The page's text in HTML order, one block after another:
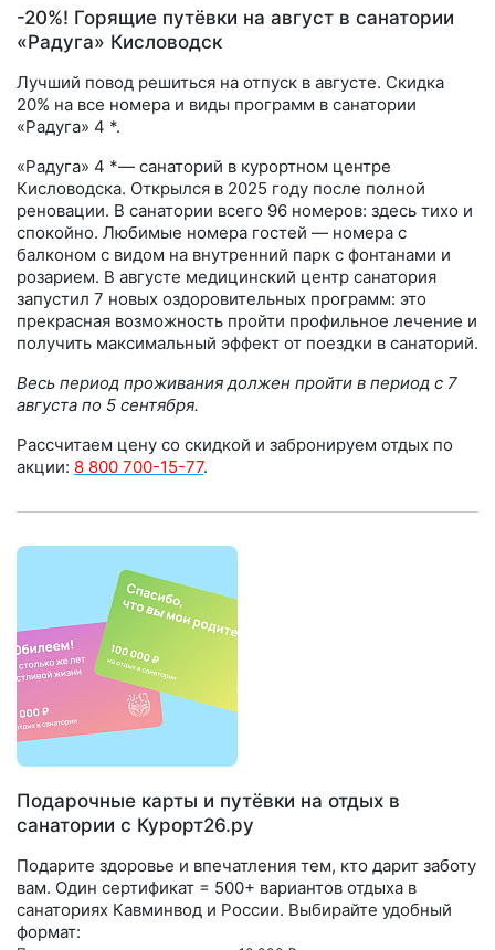
-20%! Горящие путёвки на август в санатории
«Радуга» Кисловодск
Лучший повод решиться на отпуск в августе. Скидка
20% на все номера и виды программ в санатории
«Радуга» 4 *.
«Радуга» 4 *— санаторий в курортном центре
Кисловодска. Открылся в 2025 году после полной
реновации. В санатории всего 96 номеров: здесь тихо и
спокойно. Любимые номера гостей — номера с
балконом с видом на внутренний парк с фонтанами и
розарием. В августе медицинский центр санатория
запустил 7 новых оздоровительных программ: это
прекрасная возможность пройти профильное лечение и
получить максимальный эффект от поездки в санаторий.
Весь период проживания должен пройти в период с 7
августа по 5 сентября.
Рассчитаем цену со скидкой и забронируем отдых по
акции: 8 800 700-15-77.
Подарочные карты и путёвки на отдых в
санатории с Курорт26.ру
Подарите здоровье и впечатления тем, кто дарит заботу
вам. Один сертификат = 500+ вариантов отдыха в
санаториях Кавминвод и России. Выбирайте удобный
формат: